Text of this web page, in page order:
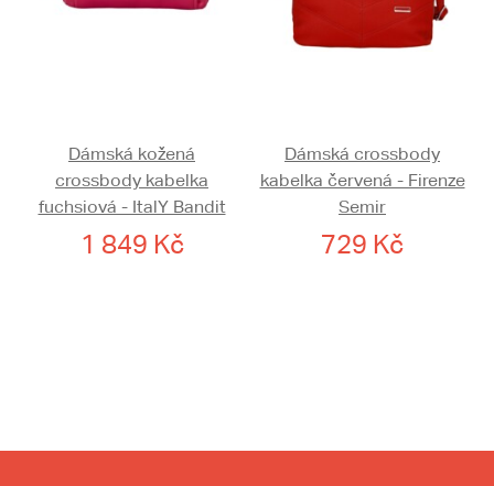
Dámská kožená
crossbody kabelka
fuchsiová - ItalY Bandit
1 849 Kč
Dámská crossbody
kabelka červená - Firenze
Semir
729 Kč